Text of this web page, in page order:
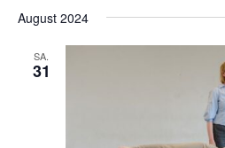
August 2024
SA.
31